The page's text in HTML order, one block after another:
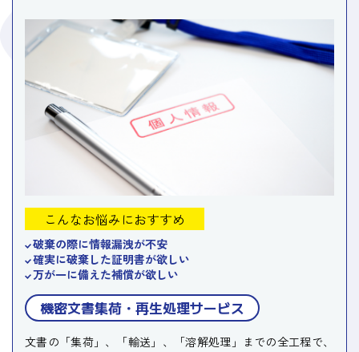
こんなお悩みにおすすめ
破棄の際に情報漏洩が不安
確実に破棄した証明書が欲しい
万が一に備えた補償が欲しい
機密文書集荷・再生処理サービス
文書の「集荷」、「輸送」、「溶解処理」までの全工程で、